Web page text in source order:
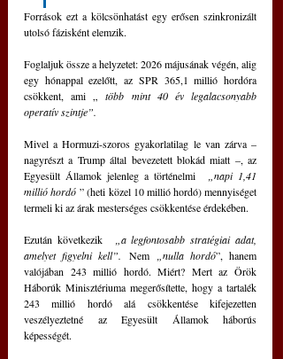
Források ezt a kölcsönhatást egy erősen szinkronizált
utolsó fázisként elemzik.
Foglaljuk össze a helyzetet: 2026 májusának végén, alig
egy hónappal ezelőtt, az SPR 365,1 millió hordóra
csökkent, ami „ több mint 40 év legalacsonyabb
operatív szintje”.
Mivel a Hormuzi-szoros gyakorlatilag le van zárva –
nagyrészt a Trump által bevezetett blokád miatt –, az
Egyesült Államok jelenleg a történelmi
„napi 1,41
millió hordó ” (heti közel 10 millió hordó) mennyiséget
termeli ki az árak mesterséges csökkentése érdekében.
Ezután következik
„a legfontosabb stratégiai adat,
amelyet figyelni kell”. Nem „nulla hordó”, hanem
valójában 243 millió hordó. Miért? Mert az Örök
Háborúk Minisztériuma megerősítette, hogy a tartalék
243 millió hordó alá csökkentése kifejezetten
veszélyeztetné az Egyesült Államok háborús
képességét.